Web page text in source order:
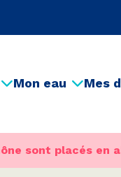
Mon eau Mes
sont placés en